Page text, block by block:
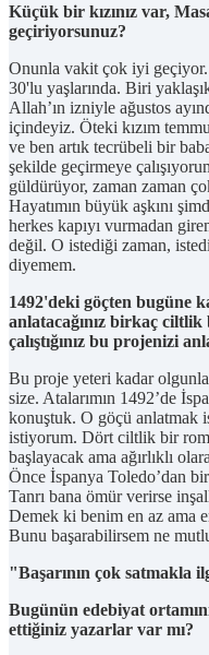
Küçük bir kızınız var,
geçiriyorsunuz?
Onunla vakit çok iyi geçiyor.
30'lu yaşlarında. Biri
Allah’ın izniyle ağustos
içindeyiz. Öteki kızım
ve ben artık tecrübeli bir
şekilde geçirmeye
güldürüyor, zaman zaman
Hayatımın büyük aşkını
herkes kapıyı vurmadan
değil. O istediği zaman,
diyemem.
1492'deki göçten bugüne
anlatacağınız birkaç
çalıştığınız bu projenizi
Bu proje yeteri kadar
size. Atalarımın 1492’de
konuştuk. O göçü anlatmak
istiyorum. Dört ciltlik bir
başlayacak ama ağırlıklı
Önce İspanya Toledo’dan
Tanrı bana ömür verirse
Demek ki benim en az ama
Bunu başarabilirsem ne
"Başarının çok satmakla
Bugünün edebiyat
ettiğiniz yazarlar var mı?